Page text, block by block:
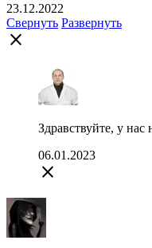
23.12.2022
Свернуть Развернуть
close
Здравствуйте, у
06.01.2023
close